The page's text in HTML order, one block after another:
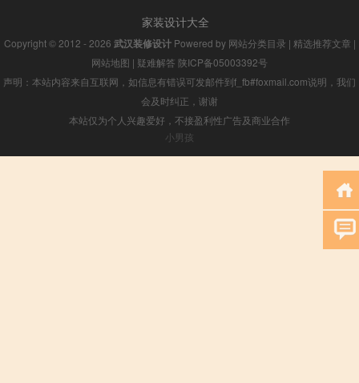
家装设计大全
Copyright © 2012 - 2026 武汉装修设计Powered by 网站分类目录 | 精选推荐文章 |
网站地图 | 疑难解答 陕ICP备05003392号
声明：本站内容来自互联网，如信息有错误可发邮件到f_fb#foxmail.com说明，我们
会及时纠正，谢谢
本站仅为个人兴趣爱好，不接盈利性广告及商业合作
小男孩